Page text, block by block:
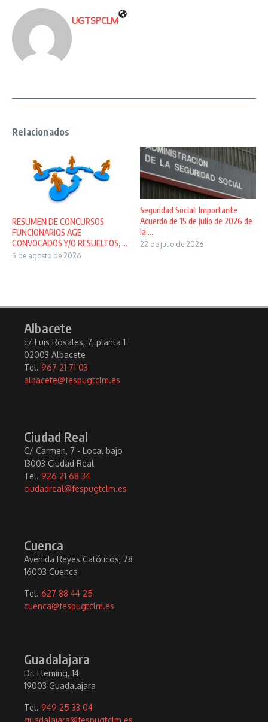
UGTSPCLM
Relacionados
RESUMEN DE CONCURSOS
FUNCIONARIOS AGE
CONVOCADOS Y/O RESUELTOS, ...
5 de agosto de 2026
Seguridad Social: Importante
Acuerdo de 15 de julio de 2026 de
la ...
22 de julio de 2026
Albacete
c/ Luis Rosales, 7, planta 1
02003 Albacete
Tel. 967 21 71 03
albacete@fespugtclm.es
Ciudad Real
C/ Carmen, 7 - Local bajo
13003 Ciudad Real
Tel. 926 21 68 34
ciudadreal@fespugtclm.es
Cuenca
Avenida Reyes Católicos, 78
16003 Cuenca
Tel. 627 88 44 25
cuenca@fespugtclm.es
Guadalajara
Dr. Fleming, 14
19003 Guadalajara
Tel. 949 25 33 04
guadalajara@fespugtclm.es